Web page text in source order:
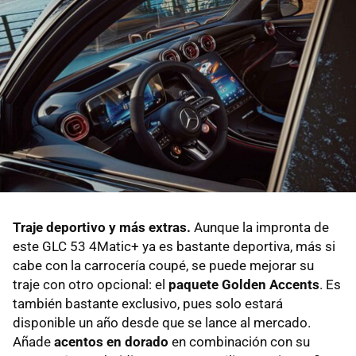
Traje deportivo y más extras. Aunque la impronta de
este GLC 53 4Matic+ ya es bastante deportiva, más si
cabe con la carrocería coupé, se puede mejorar su
traje con otro opcional: el paquete Golden Accents. Es
también bastante exclusivo, pues solo estará
disponible un año desde que se lance al mercado.
Añade acentos en dorado en combinación con su